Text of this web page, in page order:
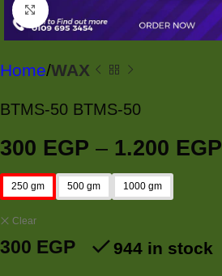
Click to enlarge
Home WAX
BTMS-50 BTMS-50
300 EGP – 1.200 EGP
250 gm 500 gm 1000 gm
Clear
300 EGP 944 in stock